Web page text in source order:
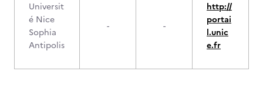
Universit
é Nice
Sophia
Antipolis
- -
http://
portai
l.unic
e.fr